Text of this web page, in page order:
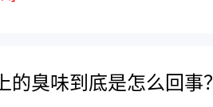
的臭味到底是怎么回事？